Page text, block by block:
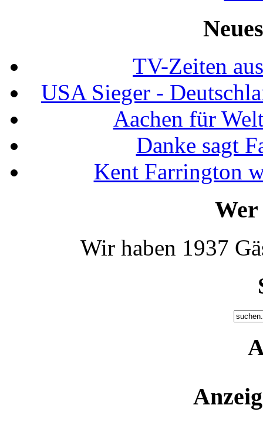
TV-Zeiten
USA Sieger -
Aachen für
Danke sagt
Kent Farrington
Wir haben 1937